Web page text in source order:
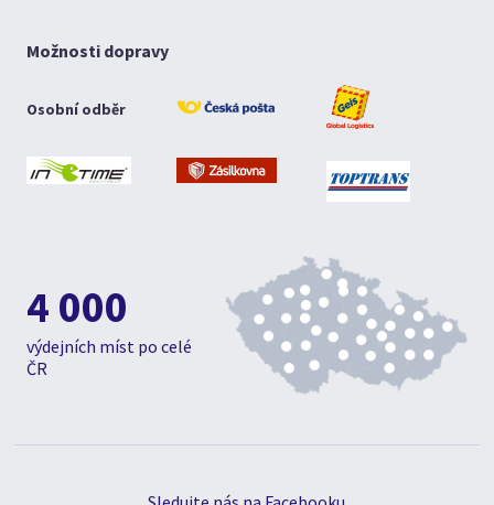
Možnosti dopravy
Osobní odběr
4 000
výdejních míst po celé
ČR